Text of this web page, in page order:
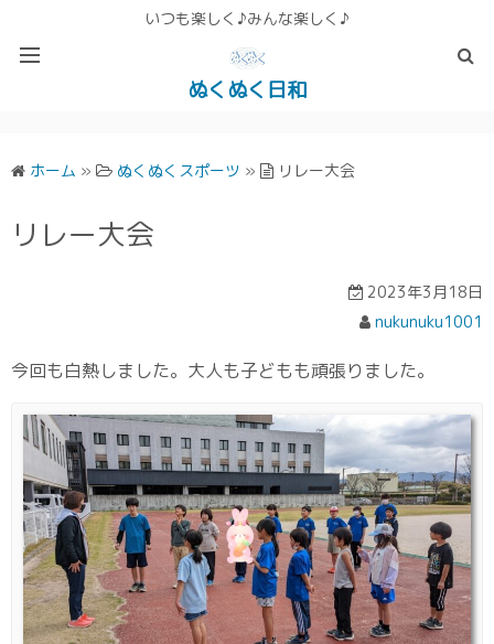
いつも楽しく♪みんな楽しく♪
ぬくぬく日和
ホーム » ぬくぬくスポーツ » リレー大会
リレー大会
2023年3月18日
nukunuku1001
今回も白熱しました。大人も子どもも頑張りました。